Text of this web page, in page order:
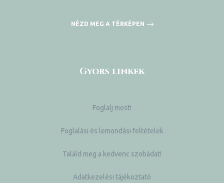
NÉZD MEG A TÉRKÉPEN
Gyors linkek
Foglalj most!
Foglalási és lemondási feltételek
Találd meg a kedvenc szobádat!
Adatkezelési tájékoztató